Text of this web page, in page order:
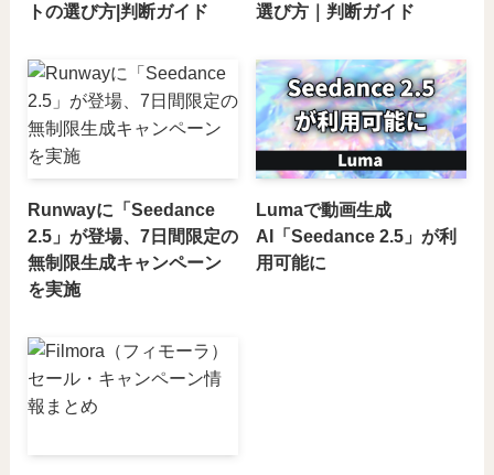
トの選び方|判断ガイド
選び方｜判断ガイド
Runwayに「Seedance
2.5」が登場、7日間限定の
無制限生成キャンペーン
を実施
Lumaで動画生成
AI「Seedance 2.5」が利
用可能に